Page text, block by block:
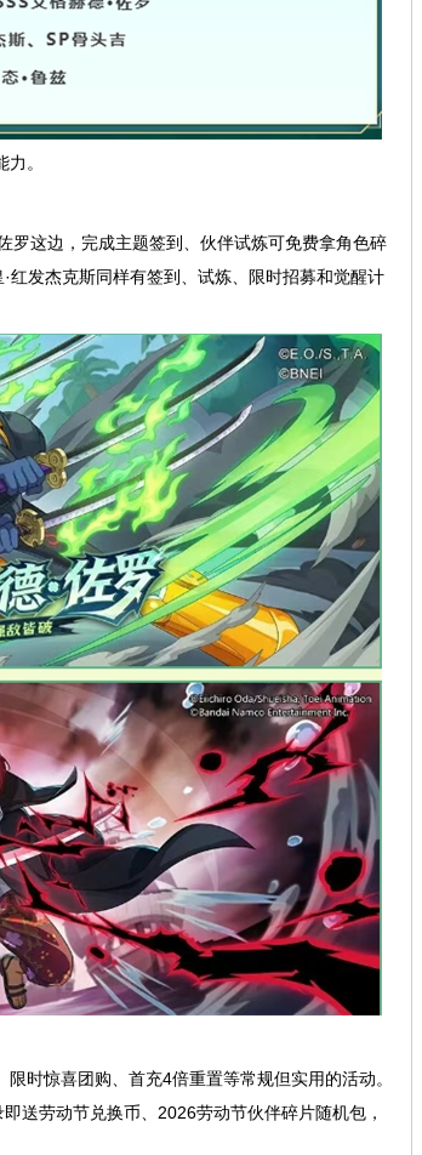
。
罗这边，完成主题签到、伙伴试炼可免费拿角色碎
红发杰克斯同样有签到、试炼、限时招募和觉醒计
时惊喜团购、首充4倍重置等常规但实用的活动。
送劳动节兑换币、2026劳动节伙伴碎片随机包，